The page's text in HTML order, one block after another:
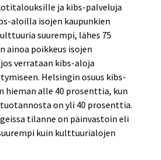
ja kibs-palveluja
aloilla isojen kaupunkien
suurempi, lähes 75
ainoa poikkeus isojen
verrataan kibs-aloja
Helsingin osuus kibs-
hieman alle 40 prosenttia, kun
on yli 40 prosenttia.
tilanne on päinvastoin eli
kuin kulttuurialojen